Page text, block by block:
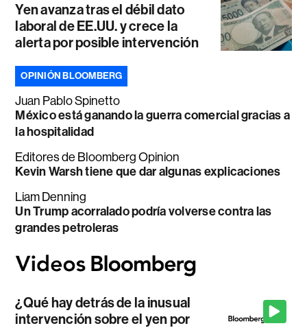
Yen avanza tras el débil dato
laboral de EE.UU. y crece la
alerta por posible intervención
OPINIÓN BLOOMBERG
Juan Pablo Spinetto
México está ganando la guerra comercial gracias a
la hospitalidad
Editores de Bloomberg Opinion
Kevin Warsh tiene que dar algunas explicaciones
Liam Denning
Un Trump acorralado podría volverse contra las
grandes petroleras
¿Qué hay detrás de la inusual
intervención sobre el yen por